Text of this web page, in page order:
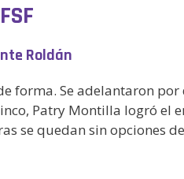
Roldán
Se adelantaron por
Patry Montilla logró el
se quedan sin opciones